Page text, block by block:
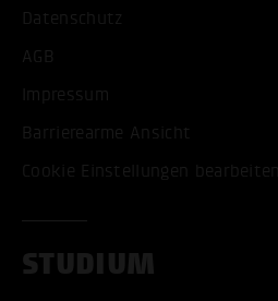
Datenschutz
AGB
Impressum
Barrierearme Ansicht
Cookie Einstellungen bearbeiten
STUDIUM